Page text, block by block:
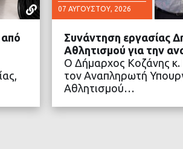
από
07 ΑΥΓΟΎΣΤΟΥ, 2026
Συνάντηση εργασίας
Αθλητισμού για την
Ο Δήμαρχος Κοζάνης κ.
τον Αναπληρωτή
Αθλητισμού…